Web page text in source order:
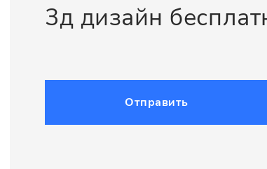
3д дизайн
Отправить